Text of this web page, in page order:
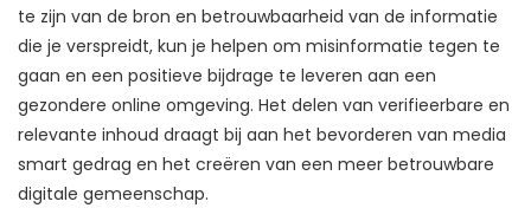
te zijn van de bron en betrouwbaarheid van de informatie
die je verspreidt, kun je helpen om misinformatie tegen te
gaan en een positieve bijdrage te leveren aan een
gezondere online omgeving. Het delen van verifieerbare en
relevante inhoud draagt bij aan het bevorderen van media
smart gedrag en het creëren van een meer betrouwbare
digitale gemeenschap.